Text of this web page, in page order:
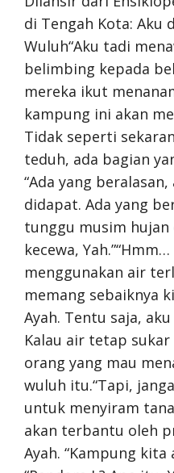
di Tengah Kota: Aku
Wuluh“Aku tadi
belimbing kepada
mereka ikut
kampung ini akan
Tidak seperti
teduh, ada bagian
“Ada yang
didapat. Ada yang
tunggu musim hujan
kecewa,
menggunakan air
memang sebaiknya
Ayah. Tentu saja,
Kalau air tetap
orang yang mau
wuluh itu.“Tapi,
untuk menyiram
akan terbantu oleh
Ayah. “Kampung kita